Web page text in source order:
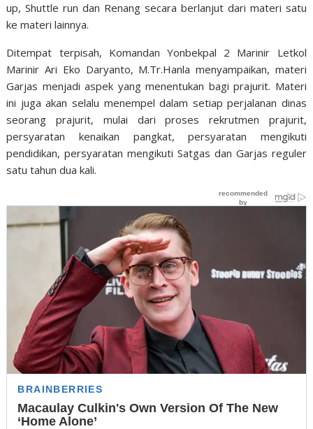
up, Shuttle run dan Renang secara berlanjut dari materi satu
ke materi lainnya.
Ditempat terpisah, Komandan Yonbekpal 2 Marinir Letkol
Marinir Ari Eko Daryanto, M.Tr.Hanla menyampaikan, materi
Garjas menjadi aspek yang menentukan bagi prajurit. Materi
ini juga akan selalu menempel dalam setiap perjalanan dinas
seorang prajurit, mulai dari proses rekrutmen prajurit,
persyaratan kenaikan pangkat, persyaratan mengikuti
pendidikan, persyaratan mengikuti Satgas dan Garjas reguler
satu tahun dua kali.